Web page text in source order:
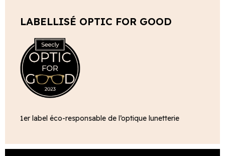
LABELLISÉ OPTIC FOR GOOD
1er label éco-responsable de l’optique lunetterie